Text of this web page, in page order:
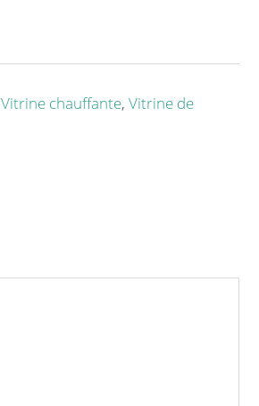
Vitrine chauffante, Vitrine de